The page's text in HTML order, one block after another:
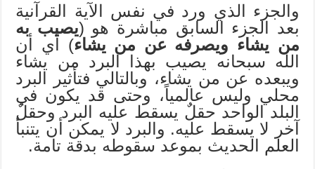
والجزء الذي ورد في نفس الآية القرآنية
بعد الجزء السابق مباشرة هو (يصيب به
من يشاء ويصرفه عن من يشاء) أي أن
الله سبحانه يصيب بهذا البرد من يشاء
ويبعده عن من يشاء، وبالتالي فتأثير البرد
محلي وليس عالمياً، وحتى قد يكون في
البلد الواحد حقلٌ يسقط عليه البرد وحقلٌ
آخر لا يسقط عليه. والبرد لا يمكن أن يتنبأ
العلم الحديث بموعد سقوطه بدقة تامة.